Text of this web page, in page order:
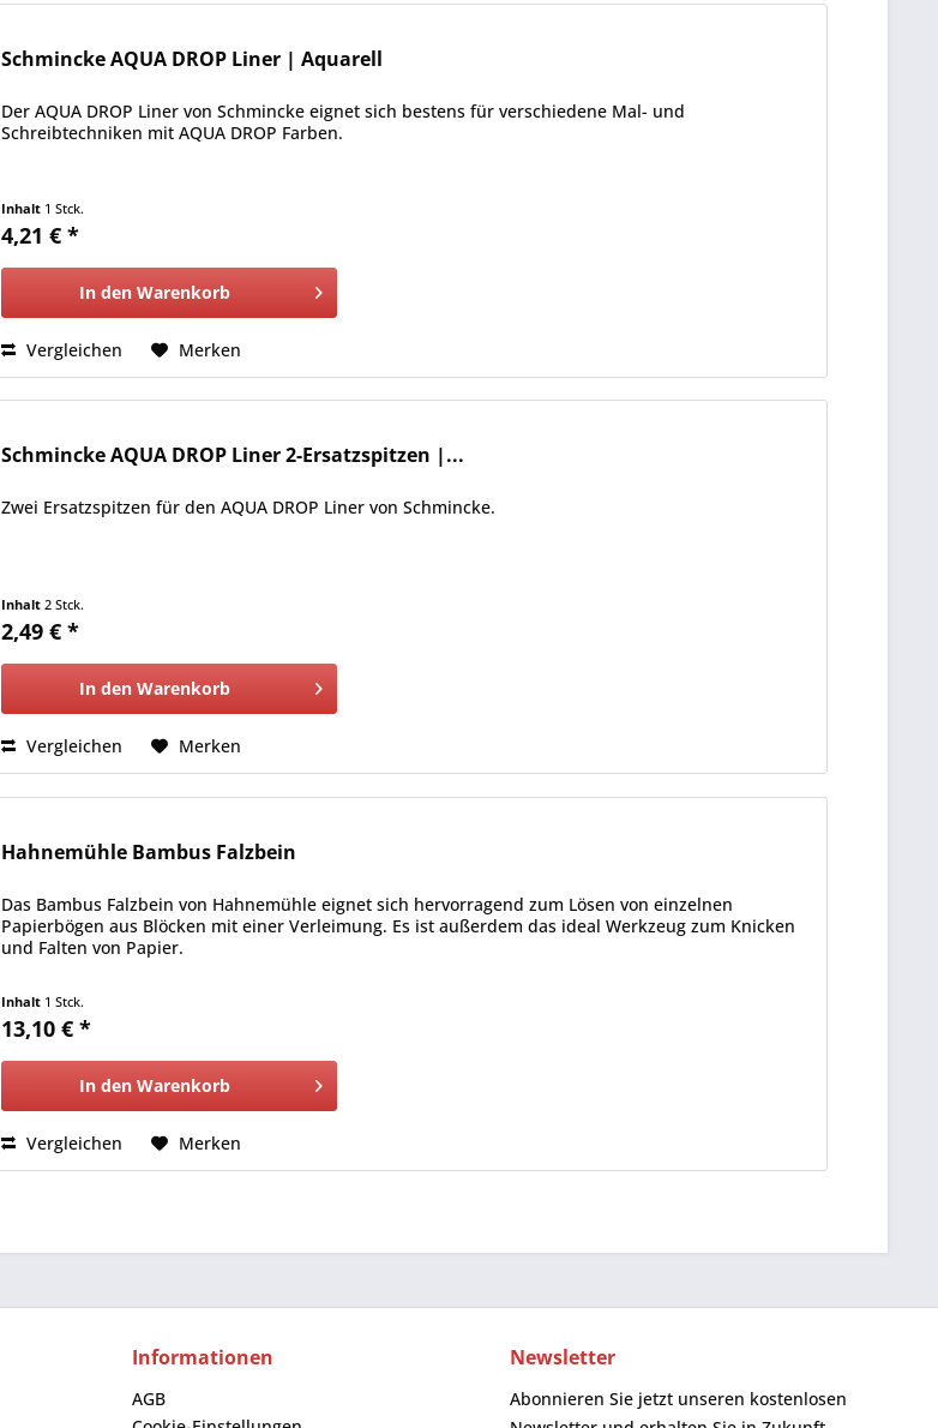
Schmincke AQUA DROP Liner | Aquarell
Der AQUA DROP Liner von Schmincke eignet sich bestens für verschiedene Mal- und
Schreibtechniken mit AQUA DROP Farben.
Inhalt 1 Stck.
4,21 € *
In den Warenkorb
Vergleichen Merken
Schmincke AQUA DROP Liner 2-Ersatzspitzen |...
Zwei Ersatzspitzen für den AQUA DROP Liner von Schmincke.
Inhalt2 Stck.
2,49 € *
In den Warenkorb
Vergleichen Merken
Hahnemühle Bambus Falzbein
Das Bambus Falzbein von Hahnemühle eignet sich hervorragend zum Lösen von einzelnen
Papierbögen aus Blöcken mit einer Verleimung. Es ist außerdem das ideal Werkzeug zum Knicken
und Falten von Papier.
Inhalt 1 Stck.
13,10 € *
In den Warenkorb
Vergleichen Merken
Informationen
AGB
Newsletter
Abonnieren Sie jetzt unseren kostenlosen